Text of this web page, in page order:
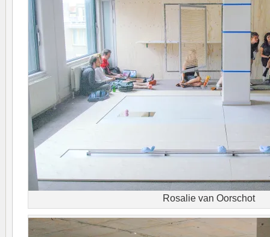
Rosalie van Oorschot